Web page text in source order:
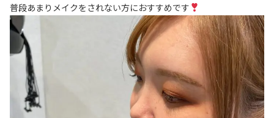
普段あまりメイクをされない方におすすめです